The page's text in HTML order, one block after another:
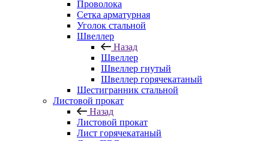
Проволока
Сетка арматурная
Уголок стальной
Швеллер
Назад
Швеллер
Швеллер гнутый
Швеллер горячекатаный
Шестигранник стальной
Листовой прокат
Назад
Листовой прокат
Лист горячекатаный